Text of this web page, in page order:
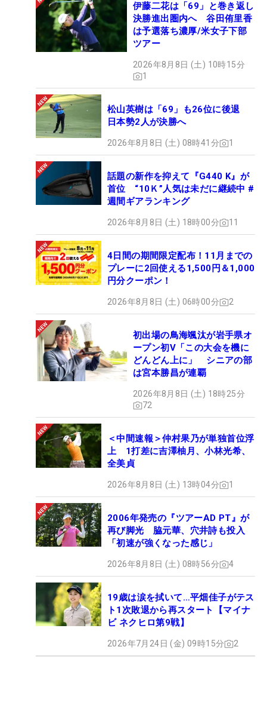
▼大会名
マイナビ ネクストヒロインゴルフツアー「 開幕戦
▼開催日程（2日間）
初日：4月16日（火）
最終日：4月17日（水）
▼会場
ゴルフ場：成田ゴルフ倶楽部（千葉県）
アクセス：東関東自動車道 成田ICより 7km
▼マイナビ ネクストヒロインゴルフツアーとは
本ツアーは「将来有望な若手女子ゴルファーに賞金
のかかった真剣勝負の機会を提供することにより 大
2019年に発足しました。
6年目を迎える2024年は、今までで最多の試合数の
年間14試合の開催を予定しております。 今シーズン
は2日間競技や賞金の増額など、将来有望な選手た
ちの活動をサポートできる環境をさらに充実させま
【共催】
株式会社マイナビ
株式会社ALBA
■応募キャンペーン 注意事
1）Aプランは<抽選販売>Bプランは<先着順販売>と
なります。
2）Aプランの結果は厳選な抽選の上、3月下旬にメ
伊藤二花は「69」と巻き返し
決勝進出圏内へ 谷田侑里香
は予選落ち濃厚/米女子下部
ツアー
2026年8月8日 (土) 10時15分
1
松山英樹は「69」も26位に後退
日本勢2人が決勝へ
2026年8月8日 (土) 08時41分 1
話題の新作を抑えて『G440 K』が
首位 “10Ｋ”人気は未だに継続中 #
週間ギアランキング
2026年8月8日 (土) 18時00分 11
4日間の期間限定配布！11月までの
プレーに2回使える1,500円＆1,000
円分クーポン！
2026年8月8日 (土) 06時00分 2
初出場の鳥海颯汰が岩手県オ
ープン初V「この大会を機に
どんどん上に」 シニアの部
は宮本勝昌が連覇
2026年8月8日 (土) 18時25分
72
＜中間速報＞仲村果乃が単独首位浮
上 1打差に吉澤柚月、小林光希、
全美貞
2026年8月8日 (土) 13時04分 1
2006年発売の『ツアーAD PT』が
再び脚光 脇元華、穴井詩も投入
「初速が強くなった感じ」
2026年8月8日 (土) 08時56分 4
19歳は涙を拭いて…平畑佳子がテス
ト1次敗退から再スタート【マイナ
ビ ネクヒロ第9戦】
2026年7月24日 (金) 09時15分 2